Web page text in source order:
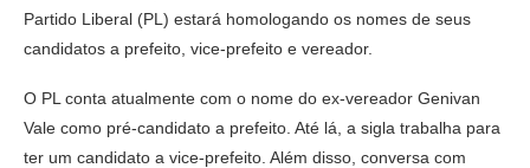
Partido Liberal (PL) estará homologando os nomes de seus
candidatos a prefeito, vice-prefeito e vereador.
O PL conta atualmente com o nome do ex-vereador Genivan
Vale como pré-candidato a prefeito. Até lá, a sigla trabalha para
ter um candidato a vice-prefeito. Além disso, conversa com